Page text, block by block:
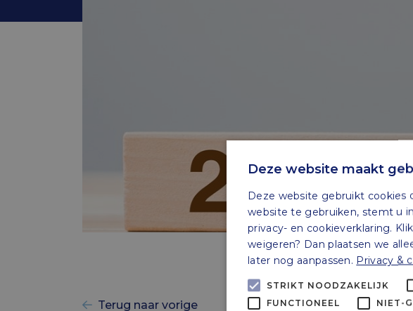
Terug naar vorige
Deze website maakt
Deze website gebruikt cookies
website te gebruiken, stemt u
privacy- en cookieverklaring.
weigeren? Dan plaatsen we
later nog aanpassen. Privacy &
STRIKT NOODZAKELIJK
FUNCTIONEEL
NIET-